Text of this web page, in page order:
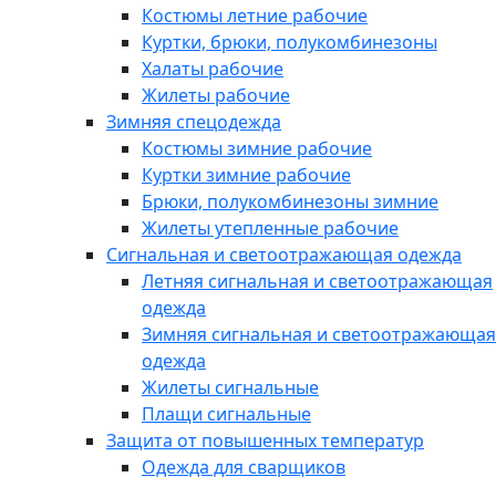
Костюмы летние рабочие
Куртки, брюки, полукомбинезоны
Халаты рабочие
Жилеты рабочие
Зимняя спецодежда
Костюмы зимние рабочие
Куртки зимние рабочие
Брюки, полукомбинезоны зимние
Жилеты утепленные рабочие
Сигнальная и светоотражающая одежда
Летняя сигнальная и светоотражающая
одежда
Зимняя сигнальная и светоотражающая
одежда
Жилеты сигнальные
Плащи сигнальные
Защита от повышенных температур
Одежда для сварщиков